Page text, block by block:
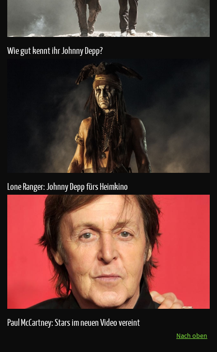
Wie gut kennt ihr Johnny Depp?
Lone Ranger: Johnny Depp fürs Heimkino
Paul McCartney: Stars im neuen Video vereint
Nach oben